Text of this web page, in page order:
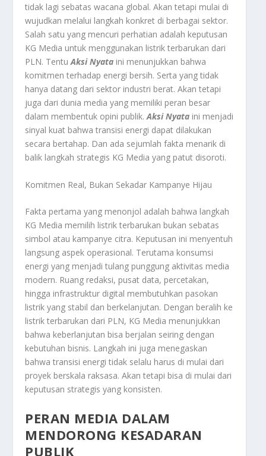
tidak lagi sebatas wacana global. Akan tetapi mulai di
wujudkan melalui langkah konkret di berbagai sektor.
Salah satu yang mencuri perhatian adalah keputusan
KG Media untuk menggunakan listrik terbarukan dari
PLN. TentuAksi Nyata ini menunjukkan bahwa
komitmen terhadap energi bersih. Serta yang tidak
hanya datang dari sektor industri berat. Akan tetapi
juga dari dunia media yang memiliki peran besar
dalam membentuk opini publik.Aksi Nyata ini menjadi
sinyal kuat bahwa transisi energi dapat dilakukan
secara bertahap. Dan ada sejumlah fakta menarik di
balik langkah strategis KG Media yang patut disoroti.
Komitmen Real, Bukan Sekadar Kampanye Hijau
Fakta pertama yang menonjol adalah bahwa langkah
KG Media memilih listrik terbarukan bukan sebatas
simbol atau kampanye citra. Keputusan ini menyentuh
langsung aspek operasional. Terutama konsumsi
energi yang menjadi tulang punggung aktivitas media
modern. Ruang redaksi, pusat data, percetakan,
hingga infrastruktur digital membutuhkan pasokan
listrik yang stabil dan berkelanjutan. Dengan beralih ke
listrik terbarukan dari PLN, KG Media menunjukkan
bahwa keberlanjutan bisa berjalan seiring dengan
kebutuhan bisnis. Langkah ini juga menegaskan
bahwa transisi energi tidak selalu harus di mulai dari
proyek berskala raksasa. Akan tetapi bisa di mulai dari
keputusan strategis yang konsisten.
PERAN MEDIA DALAM
MENDORONG KESADARAN
PUBLIK